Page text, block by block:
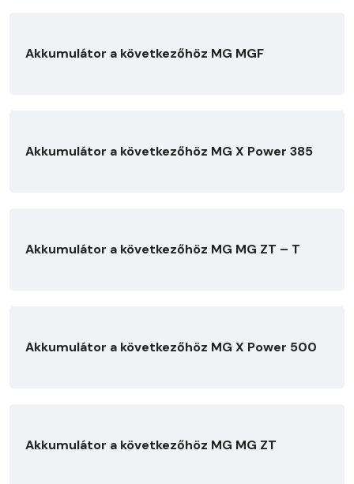
Akkumulátor a következőhöz MG MGF
Akkumulátor a következőhöz MG X Power 385
Akkumulátor a következőhöz MG MG ZT – T
Akkumulátor a következőhöz MG X Power 500
Akkumulátor a következőhöz MG MG ZT